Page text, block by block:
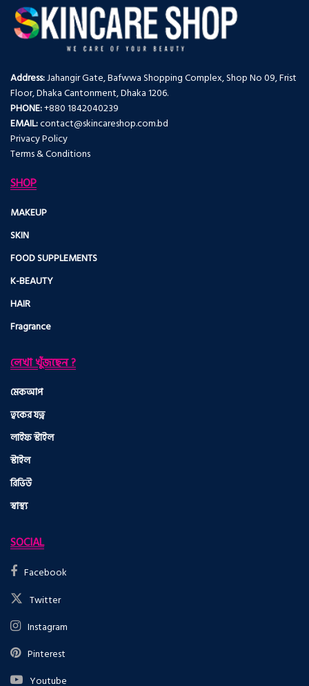
Address:Jahangir Gate, Bafwwa Shopping Complex, Shop No 09, Frist
Floor, Dhaka Cantonment, Dhaka 1206.
PHONE:+880 1842040239
EMAIL:contact@skincareshop.com.bd
Privacy Policy
Terms & Conditions
SHOP
MAKEUP
SKIN
FOOD SUPPLEMENTS
K-BEAUTY
HAIR
Fragrance
লেখা খুঁজছেন ?
মেকআপ
ত্বকের যত্ন
লাইফ স্টাইল
স্টাইল
রিভিউ
স্বাস্থ্য
SOCIAL
Facebook
Twitter
Instagram
Pinterest
Youtube